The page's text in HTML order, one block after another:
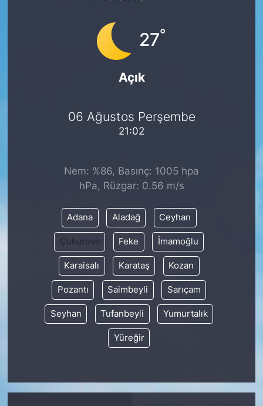
27°
Açık
06 Ağustos Perşembe
21:02
Nem: %86, Basınç: 1005 hpa
hPa, Rüzgar: 0.56 m/s
Adana Aladağ Ceyhan
Çukurova Feke İmamoğlu
Karaisalı Karataş Kozan
Pozantı Saimbeyli Sarıçam
Seyhan Tufanbeyli Yumurtalık
Yüreğir